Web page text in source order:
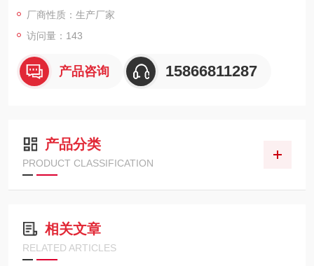
厂商性质：生产厂家
访问量：143
产品咨询 15866811287
产品分类
PRODUCT CLASSIFICATION
相关文章
RELATED ARTICLES